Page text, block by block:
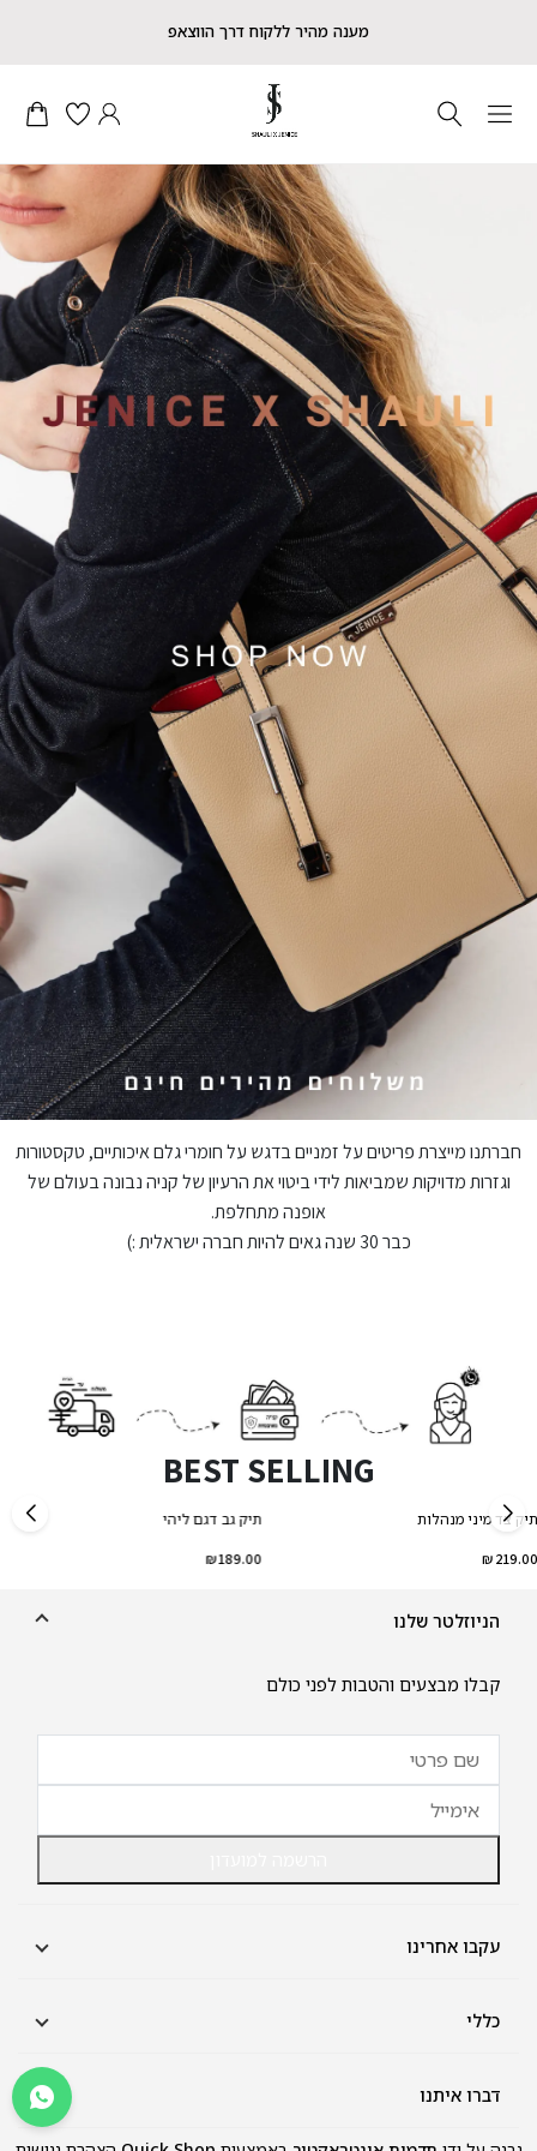
מענה מהיר ללקוח דרך הווצאפ
חברתנו מייצרת פריטים על זמניים בדגש על חומרי גלם איכותיים, טקסטורות
וגזרות מדויקות שמביאות לידי ביטוי את הרעיון של קניה נבונה בעולם של
אופנה מתחלפת.
כבר 30 שנה גאים להיות חברה ישראלית :)
BEST SELLING
הנמכר ביותר
תיק צד מיני מנהלות
219.00 ₪
הנמכר ביותר
תיק גב דגם ליהי
189.00 ₪
הניוזלטר שלנו
קבלו מבצעים והטבות לפני כולם
עקבו אחרינו
כללי
תקנון
דברו איתנו
שירות לקוחות: